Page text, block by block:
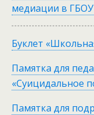
медиации в
Буклет
Памятка для
«Суицидальное
Памятка для